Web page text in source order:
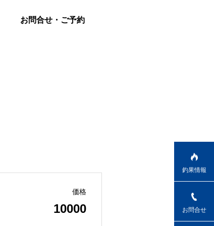
お問合せ・ご予約
価格
10000
釣果情報
お問合せ